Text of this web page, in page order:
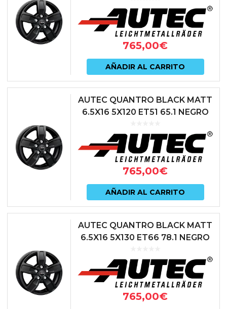
765,00€
AÑADIR AL CARRITO
AUTEC QUANTRO BLACK MATT
6.5X16 5X120 ET51 65.1 NEGRO
765,00€
AÑADIR AL CARRITO
AUTEC QUANTRO BLACK MATT
6.5X16 5X130 ET66 78.1 NEGRO
765,00€